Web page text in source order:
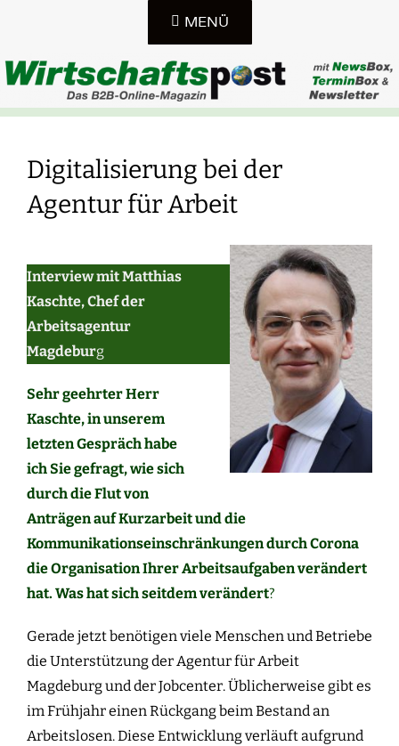
springen
MENÜ
WIRTSCHAFTSPOST-
ONLINE
Digitalisierung bei der
Agentur für Arbeit
Interview mit Matthias
Kaschte, Chef der
Arbeitsagentur
Magdeburg
Sehr geehrter Herr
Kaschte, in unserem
letzten Gespräch habe
ich Sie gefragt, wie sich
durch die Flut von
Anträgen auf Kurzarbeit und die
Kommunikationseinschränkungen durch Corona
die Organisation Ihrer Arbeitsaufgaben verändert
hat. Was hat sich seitdem verändert?
Gerade jetzt benötigen viele Menschen und Betriebe
die Unterstützung der Agentur für Arbeit
Magdeburg und der Jobcenter. Üblicherweise gibt es
im Frühjahr einen Rückgang beim Bestand an
Arbeitslosen. Diese Entwicklung verläuft aufgrund